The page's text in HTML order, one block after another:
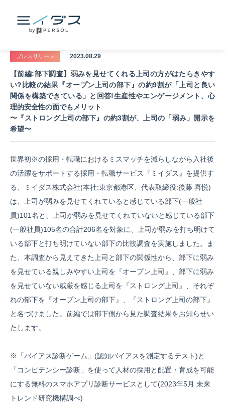
プレスリリース 2023.08.29
【前編:部下調査】弱みを見せてくれる上司の方がはたらきやす
い?比較の結果『オープン上司の部下』の約9割が「上司と良い
関係を構築できている」と回答!生産性やエンゲージメント、心
理的安全性の面でもメリット
〜『ストロング上司の部下』の約3割が、上司の「弱み」開示を
希望〜
世界初※の採用・転職におけるミスマッチを減らしながら入社後
の活躍をサポートする採用・転職サービス『ミイダス』を提供す
る、ミイダス株式会社(本社:東京都港区、代表取締役:後藤 喜悦)
は、上司が弱みを見せてくれていると感じている部下(一般社
員)101名と、上司が弱みを見せてくれていないと感じている部下
(一般社員)105名の合計206名を対象に、上司が弱みを打ち明けて
いる部下と打ち明けていない部下の比較調査を実施しました。ま
た、本調査から見えてきた上司と部下の関係性から、部下に弱み
を見せている親しみやすい上司を『オープン上司』、部下に弱み
を見せていない威厳を感じる上司を『ストロング上司』、それぞ
れの部下を『オープン上司の部下』、『ストロング上司の部下』
と名づけました。前編では部下側から見た調査結果をお知らせい
たします。
※「バイアス診断ゲーム」(認知バイアスを測定するテスト)と
「コンピテンシー診断」を使って人材の採用と配置・育成を可能
にする無料のスマホアプリ診断サービスとして(2023年5月 未来
トレンド研究機構調べ)